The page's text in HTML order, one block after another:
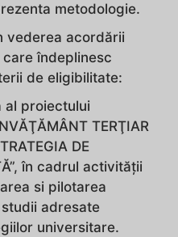
metodologie.
vederea acordării
îndeplinesc
de eligibilitate:
al proiectului
TERŢIAR
DE
în cadrul activității
si pilotarea
adresate
universitare.